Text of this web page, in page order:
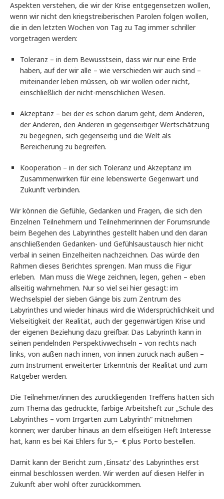
Aspekten verstehen, die wir der Krise entgegensetzen wollen,
wenn wir nicht den kriegstreiberischen Parolen folgen wollen,
die in den letzten Wochen von Tag zu Tag immer schriller
vorgetragen werden:
Toleranz – in dem Bewusstsein, dass wir nur eine Erde
haben, auf der wir alle – wie verschieden wir auch sind –
miteinander leben müssen, ob wir wollen oder nicht,
einschließlich der nicht-menschlichen Wesen.
Akzeptanz – bei der es schon darum geht, dem Anderen,
der Anderen, den Anderen in gegenseitiger Wertschätzung
zu begegnen, sich gegenseitig und die Welt als
Bereicherung zu begreifen.
Kooperation – in der sich Toleranz und Akzeptanz im
Zusammenwirken für eine lebenswerte Gegenwart und
Zukunft verbinden.
Wir können die Gefühle, Gedanken und Fragen, die sich den
Einzelnen Teilnehmern und Teilnehmerinnen der Forumsrunde
beim Begehen des Labyrinthes gestellt haben und den daran
anschließenden Gedanken- und Gefühlsaustausch hier nicht
verbal in seinen Einzelheiten nachzeichnen. Das würde den
Rahmen dieses Berichtes sprengen. Man muss die Figur
erleben. Man muss die Wege zeichnen, legen, gehen – eben
allseitig wahrnehmen. Nur so viel sei hier gesagt: im
Wechselspiel der sieben Gänge bis zum Zentrum des
Labyrinthes und wieder hinaus wird die Widersprüchlichkeit und
Vielseitigkeit der Realität, auch der gegenwärtigen Krise und
der eigenen Beziehung dazu greifbar. Das Labyrinth kann in
seinen pendelnden Perspektivwechseln – von rechts nach
links, von außen nach innen, von innen zurück nach außen –
zum Instrument erweiterter Erkenntnis der Realität und zum
Ratgeber werden.
Die Teilnehmer/innen des zurückliegenden Treffens hatten sich
zum Thema das gedruckte, farbige Arbeitsheft zur „Schule des
Labyrinthes – vom Irrgarten zum Labyrinth“ mitnehmen
können; wer darüber hinaus an dem elfseitigen Heft Interesse
hat, kann es bei Kai Ehlers für 5,– € plus Porto bestellen.
Damit kann der Bericht zum ‚Einsatz‘ des Labyrinthes erst
einmal beschlossen werden. Wir werden auf diesen Helfer in
Zukunft aber wohl öfter zurückkommen.